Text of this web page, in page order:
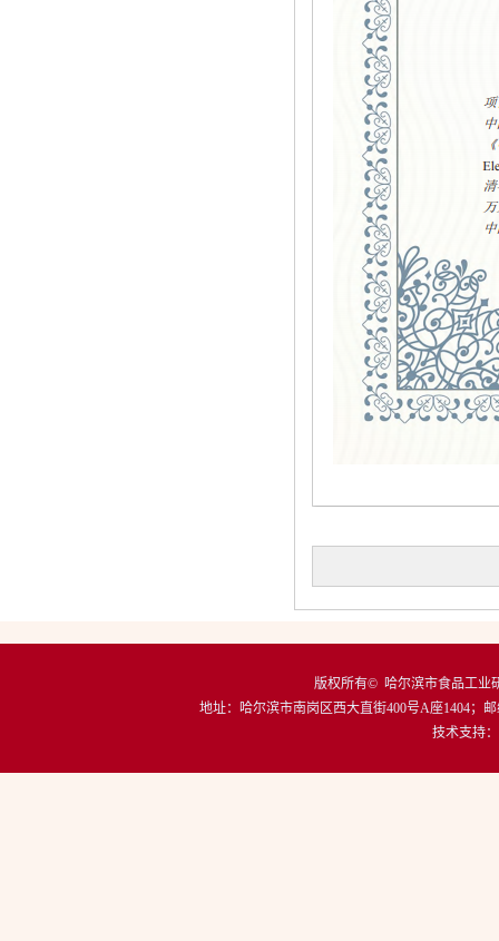
版权所有© 哈尔滨市食品工
地址： 哈尔滨市南岗区西大直街400号A座1404；
技术支持：